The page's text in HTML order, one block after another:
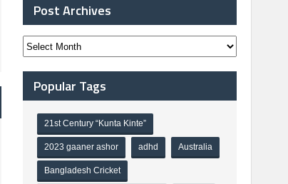
Post Archives
Popular Tags
21st Century “Kunta Kinte”
2023 gaaner ashor adhd Australia
Bangladesh Cricket